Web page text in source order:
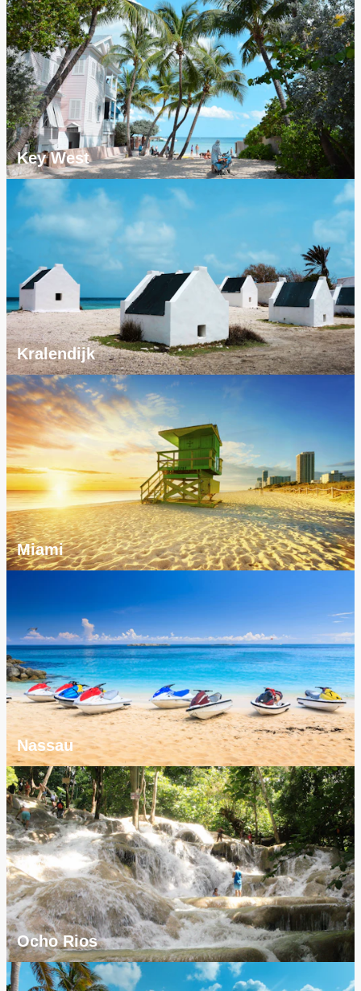
Key West
Kralendijk
Miami
Nassau
Ocho Rios